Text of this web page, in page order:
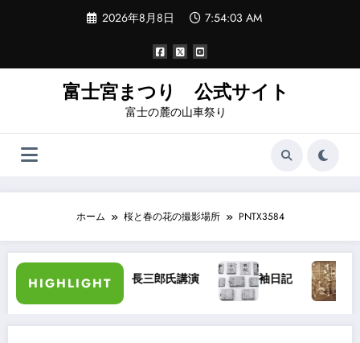
ツ
2026年8月8日 7:54:04 AM
富士宮まつり 公式サイト
富士の麓の山車祭り
ホーム 桜と春の花の撮影場所 PNTX3584
HIGHLIGHT
加藤長三郎氏講演 袖日記 大宮浅間